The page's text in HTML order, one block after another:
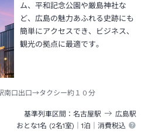
ム、平和記念公園や厳島神社な
ど、広島の魅力あふれる史跡にも
簡単にアクセスでき、ビジネス、
観光の拠点に最適です。
南口出口→タクシー約１０分
基準列車区間 名古屋駅 広島駅
おとな1名 (2名1室)｜1泊 ｜消費税込